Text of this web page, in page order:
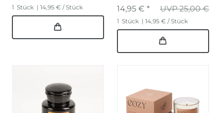
1 Stück | 14,95 € / Stück UVP 25,00 €
14,95 € *
1 Stück | 14,95 € / Stück